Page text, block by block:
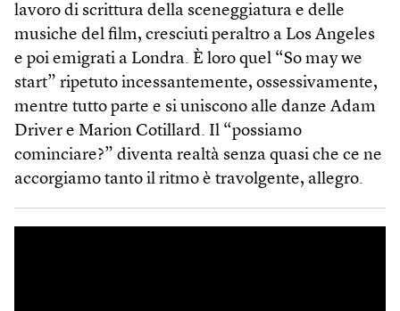
lavoro di scrittura della sceneggiatura e delle
musiche del film, cresciuti peraltro a Los Angeles
e poi emigrati a Londra. È loro quel “So may we
start” ripetuto incessantemente, ossessivamente,
mentre tutto parte e si uniscono alle danze Adam
Driver e Marion Cotillard. Il “possiamo
cominciare?” diventa realtà senza quasi che ce ne
accorgiamo tanto il ritmo è travolgente, allegro.